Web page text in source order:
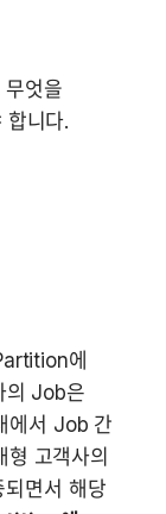
엇을
합니다.
에
의 Job은
에서 Job 간
고객사의
면서 해당